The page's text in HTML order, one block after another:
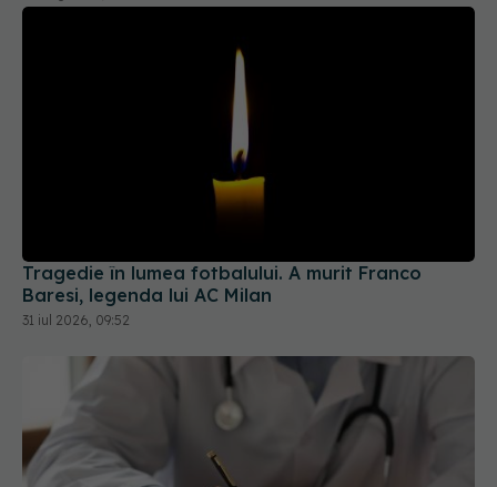
Tragedie în lumea fotbalului. A murit Franco